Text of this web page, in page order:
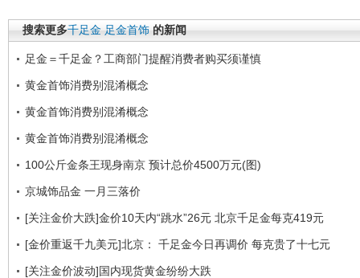
搜索更多千足金 足金首饰 的新闻
足金＝千足金？工商部门提醒消费者购买须谨慎
黄金首饰消费别混淆概念
黄金首饰消费别混淆概念
黄金首饰消费别混淆概念
100公斤金条王现身南京 预计总价4500万元(图)
京城饰品金 一月三落价
[关注金价大跌]金价10天内“跳水”26元 北京千足金每克419元
[金价重返千九美元]北京： 千足金今日再调价 每克贵了十七元
[关注金价波动]国内现货黄金纷纷大跌